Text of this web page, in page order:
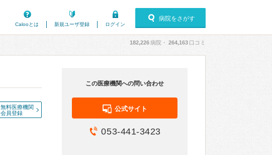
Calooとは
新規ユーザ登録 ログイン
病院をさがす
182,226病院・ 264,163 口コミ
無料医療機関
会員登録
この医療機関への問い合わせ
公式サイト
053-441-3423